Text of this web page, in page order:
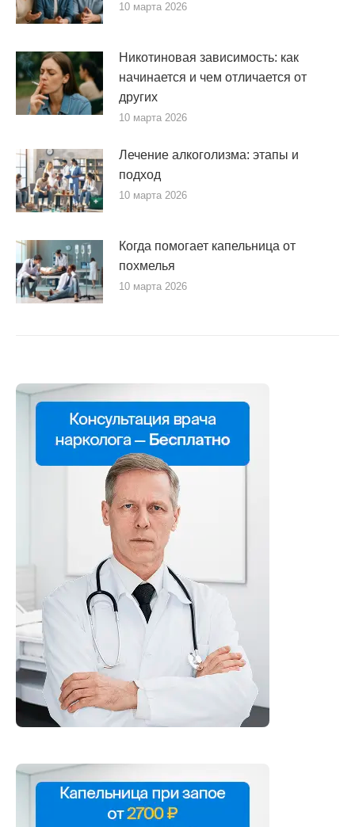
10 марта 2026
Никотиновая зависимость: как
начинается и чем отличается от
других
10 марта 2026
Лечение алкоголизма: этапы и
подход
10 марта 2026
Когда помогает капельница от
похмелья
10 марта 2026